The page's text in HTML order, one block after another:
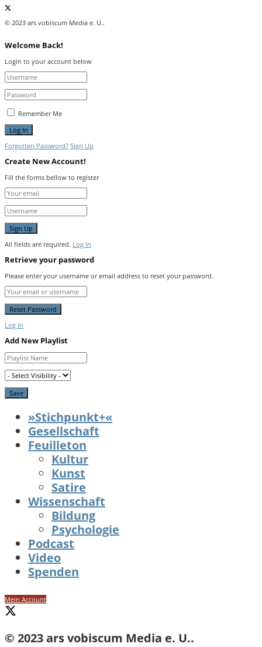
© 2023 ars vobiscum Media e. U..
Welcome Back!
Login to your account below
Remember Me
Forgotten Password? Sign Up
Create New Account!
Fill the forms bellow to register
All fields are required. Log In
Retrieve your password
Please enter your username or email address to reset your password.
Log In
Add New Playlist
»Stichpunkt+«
Gesellschaft
Feuilleton
Kultur
Kunst
Satire
Wissenschaft
Bildung
Psychologie
Podcast
Video
Spenden
Mein Account
© 2023 ars vobiscum Media e. U..